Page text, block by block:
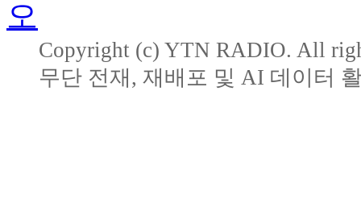
Copyright (c) YTN RADIO. All
무단 전재, 재배포 및 AI 데이터